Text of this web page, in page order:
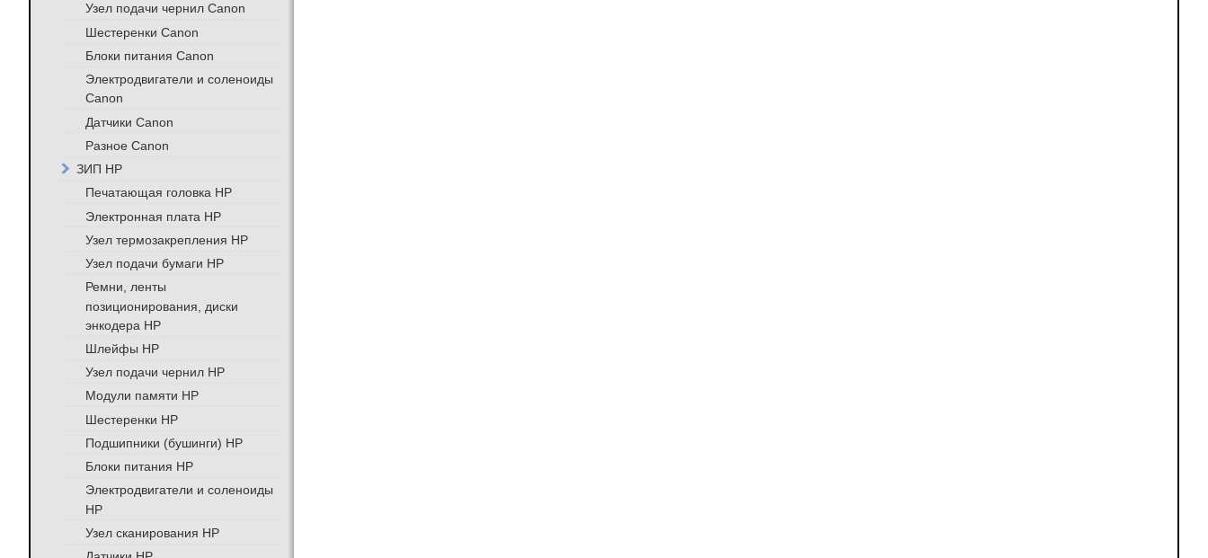
Узел подачи чернил Canon
Шестеренки Canon
Блоки питания Canon
Электродвигатели и соленоиды
Canon
Датчики Canon
Разное Canon
ЗИП HP
Печатающая головка HP
Электронная плата HP
Узел термозакрепления HP
Узел подачи бумаги HP
Ремни, ленты
позиционирования, диски
энкодера HP
Шлейфы HP
Узел подачи чернил HP
Модули памяти HP
Шестеренки HP
Подшипники (бушинги) HP
Блоки питания HP
Электродвигатели и соленоиды
HP
Узел сканирования HP